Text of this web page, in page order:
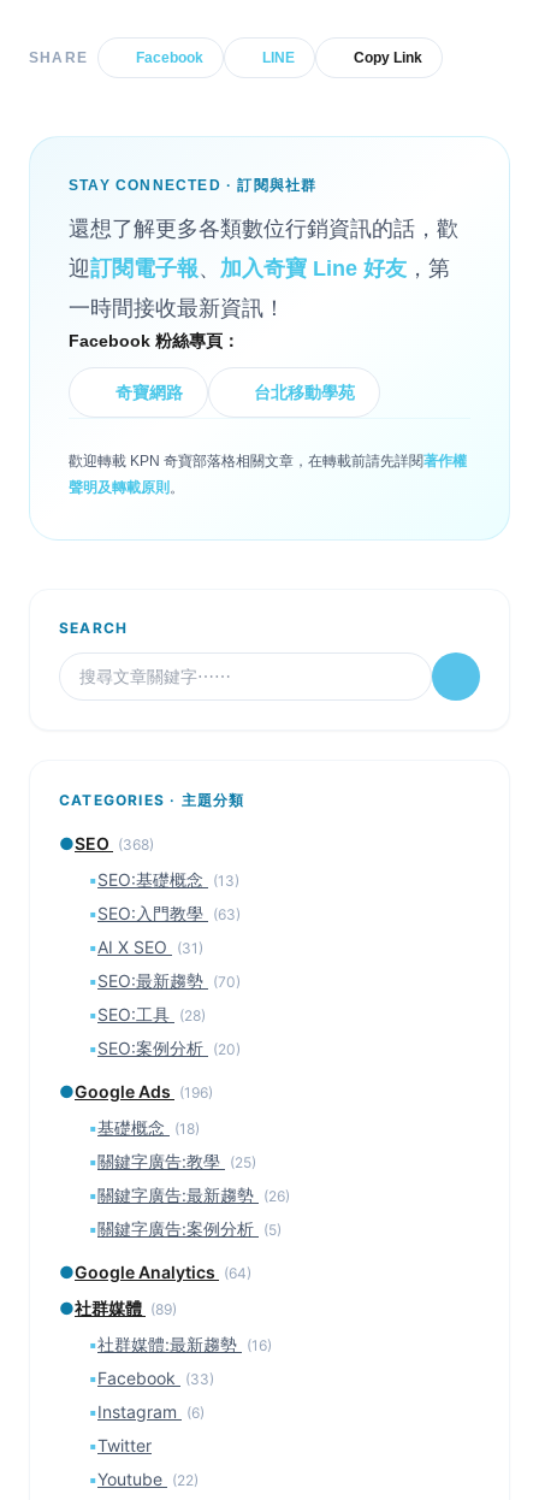
SHARE Facebook LINE Copy Link
STAY CONNECTED · 訂閱與社群
還想了解更多各類數位行銷資訊的話，歡
迎訂閱電子報、 加入奇寶 Line 好友 ，第
一時間接收最新資訊！
Facebook 粉絲專頁：
奇寶網路 台北移動學苑
歡迎轉載 KPN 奇寶部落格相關文章，在轉載前請先詳閱著作權
聲明及轉載原則 。
SEARCH
CATEGORIES · 主題分類
●SEO (368)
▪SEO:基礎概念 (13)
▪SEO:入門教學 (63)
▪AI X SEO (31)
▪SEO:最新趨勢 (70)
▪SEO:工具 (28)
▪SEO:案例分析 (20)
●Google Ads (196)
▪基礎概念 (18)
▪關鍵字廣告:教學 (25)
▪關鍵字廣告:最新趨勢 (26)
▪關鍵字廣告:案例分析 (5)
●Google Analytics (64)
●社群媒體 (89)
▪社群媒體:最新趨勢 (16)
▪Facebook (33)
▪Instagram (6)
▪Twitter
▪Youtube (22)